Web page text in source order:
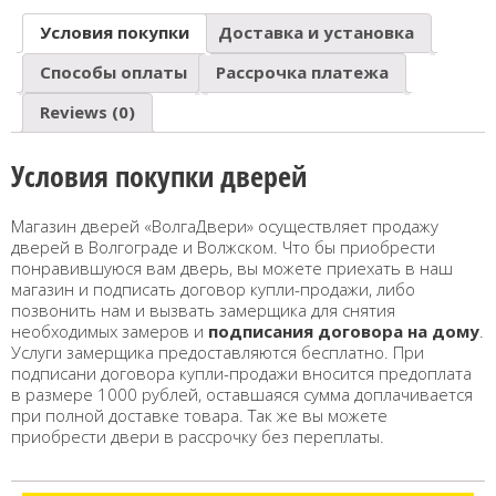
Условия покупки
Доставка и установка
Способы оплаты
Рассрочка платежа
Reviews (0)
Условия покупки дверей
Магазин дверей «ВолгаДвери» осуществляет продажу
дверей в Волгограде и Волжском. Что бы приобрести
понравившуюся вам дверь, вы можете приехать в наш
магазин и подписать договор купли-продажи, либо
позвонить нам и вызвать замерщика для снятия
необходимых замеров и подписания договора на дому
Услуги замерщика предоставляются бесплатно. При
подписани договора купли-продажи вносится предоплата
в размере 1000 рублей, оставшаяся сумма доплачивается
при полной доставке товара. Так же вы можете
приобрести двери в рассрочку без переплаты.